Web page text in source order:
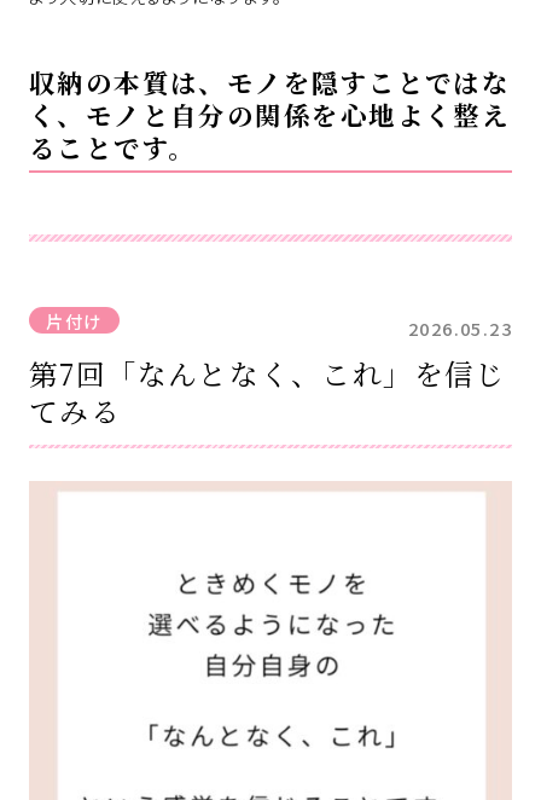
収納の本質は、モノを隠すことではな
く、モノと自分の関係を心地よく整え
ることです。
片付け 2026.05.23
第7回「なんとなく、これ」を信じ
てみる